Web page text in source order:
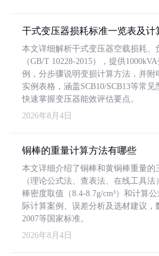
干式变压器损耗标准一览表及计
本文详细解析干式变压器空载损耗、
（GB/T 10228-2015），提供
例，分步骤说明变损计算方法，并附
实例表格，涵盖SCB10/SCB13等常
快速掌握变压器能效评估要点。
2026年8月4日
铜棒的重量计算方法有哪些
本文详细介绍了铜棒和黄铜棒重量的
（理论公式法、查表法、在线工具
棒密度取值（8.4-8.7g/cm³）和计算
际计算案例、误差分析及选材建议，
2007等国家标准。
2026年8月4日